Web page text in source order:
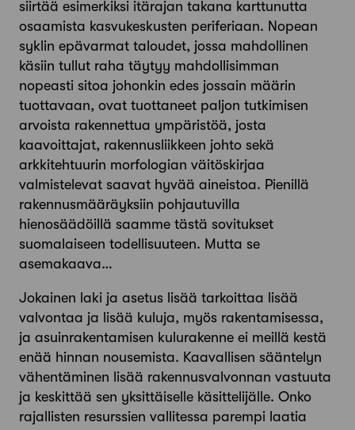
siirtää esimerkiksi itärajan takana karttunutta
osaamista kasvukeskusten periferiaan. Nopean
syklin epävarmat taloudet, jossa mahdollinen
käsiin tullut raha täytyy mahdollisimman
nopeasti sitoa johonkin edes jossain määrin
tuottavaan, ovat tuottaneet paljon tutkimisen
arvoista rakennettua ympäristöä, josta
kaavoittajat, rakennusliikkeen johto sekä
arkkitehtuurin morfologian väitöskirjaa
valmistelevat saavat hyvää aineistoa. Pienillä
rakennusmääräyksiin pohjautuvilla
hienosäädöillä saamme tästä sovitukset
suomalaiseen todellisuuteen. Mutta se
asemakaava…
Jokainen laki ja asetus lisää tarkoittaa lisää
valvontaa ja lisää kuluja, myös rakentamisessa,
ja asuinrakentamisen kulurakenne ei meillä kestä
enää hinnan nousemista. Kaavallisen sääntelyn
vähentäminen lisää rakennusvalvonnan vastuuta
ja keskittää sen yksittäiselle käsittelijälle. Onko
rajallisten resurssien vallitessa parempi laatia